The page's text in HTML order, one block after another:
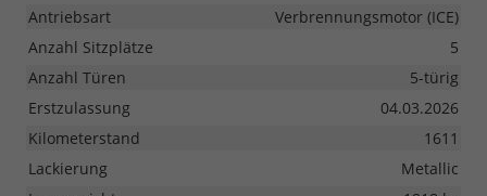
Antriebsart
Verbrennungsmotor (ICE)
Anzahl Sitzplätze
5
Anzahl Türen
5-türig
Erstzulassung
04.03.2026
Kilometerstand
1611
Lackierung
Metallic